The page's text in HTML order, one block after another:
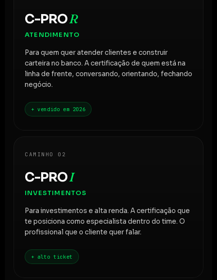
C-PROR
ATENDIMENTO
Para quem quer atender clientes e construir
carteira no banco. A certificação de quem está na
linha de frente, conversando, orientando, fechando
negócio.
+ vendido em 2026
CAMINHO 02
C-PROI
INVESTIMENTOS
Para investimentos e alta renda. A certificação que
te posiciona como especialista dentro do time. O
profissional que o cliente quer falar.
+ alto ticket